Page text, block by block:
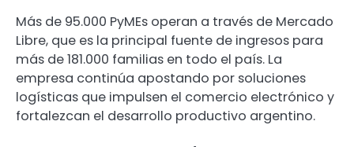
Más de 95.000 PyMEs operan a través de Mercado
Libre, que es la principal fuente de ingresos para
más de 181.000 familias en todo el país. La
empresa continúa apostando por soluciones
logísticas que impulsen el comercio electrónico y
fortalezcan el desarrollo productivo argentino.